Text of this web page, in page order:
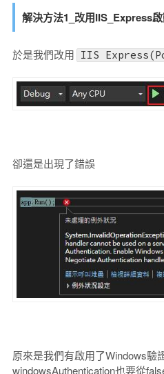
解決方法1_改用IIS_Express啟
於是我們改用 IIS
卻還是出現了錯誤
原來是我們有啟用了Windows驗
windowsAuthentication也要從